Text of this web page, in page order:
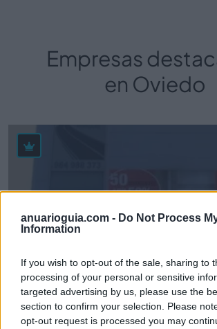
anuarioguia.com - Do Not Process
Information
If you wish to opt-out of the sale, sharing to
processing of your personal or sensitive
targeted advertising by us, please use the
section to confirm your selection. Please
opt-out request is processed you may
Empresas
en Oviedo